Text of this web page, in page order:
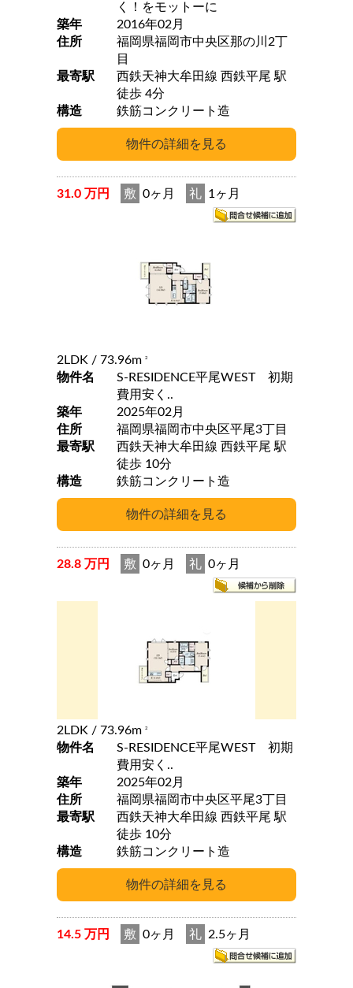
く！をモットーに
築年
2016年02月
住所
福岡県福岡市中央区那の川2丁
目
最寄駅
西鉄天神大牟田線 西鉄平尾 駅
徒歩 4分
構造
鉄筋コンクリート造
31.0 万円 敷 0ヶ月 礼 1ヶ月
2LDK / 73.96m 2
物件名
S-RESIDENCE平尾WEST 初期
費用安く..
築年
2025年02月
住所
福岡県福岡市中央区平尾3丁目
最寄駅
西鉄天神大牟田線 西鉄平尾 駅
徒歩 10分
構造
鉄筋コンクリート造
28.8 万円 敷 0ヶ月 礼 0ヶ月
2LDK / 73.96m 2
物件名
S-RESIDENCE平尾WEST 初期
費用安く..
築年
2025年02月
住所
福岡県福岡市中央区平尾3丁目
最寄駅
西鉄天神大牟田線 西鉄平尾 駅
徒歩 10分
構造
鉄筋コンクリート造
14.5 万円 敷 0ヶ月 礼 2.5ヶ月